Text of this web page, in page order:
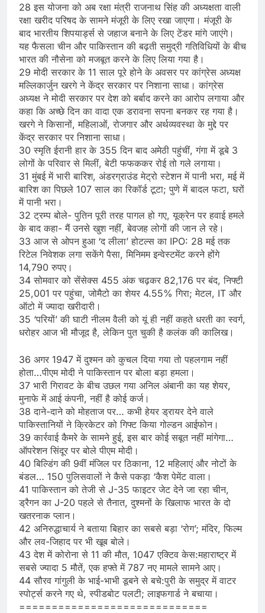
28 इस योजना को अब रक्षा मंत्री राजनाथ सिंह की अध्यक्षता वाली
रक्षा खरीद परिषद के सामने मंजूरी के लिए रखा जाएगा। मंजूरी के
बाद भारतीय शिपयार्ड्स से जहाज बनाने के लिए टेंडर मांगे जाएंगे।
यह फैसला चीन और पाकिस्तान की बढ़ती समुद्री गतिविधियों के बीच
भारत की नौसेना को मजबूत करने के लिए लिया गया है।
29 मोदी सरकार के 11 साल पूरे होने के अवसर पर कांग्रेस अध्यक्ष
मल्लिकार्जुन खरगे ने केंद्र सरकार पर निशाना साधा। कांग्रेस
अध्यक्ष ने मोदी सरकार पर देश को बर्बाद करने का आरोप लगाया और
कहा कि अच्छे दिन का वादा एक डरावना सपना बनकर रह गया है।
खरगे ने किसानों, महिलाओं, रोजगार और अर्थव्यवस्था के मुद्दे पर
केंद्र सरकार पर निशाना साधा।
30 स्मृति ईरानी हार के 355 दिन बाद अमेठी पहुंचीं, गंगा में डूबे 3
लोगों के परिवार से मिलीं, बेटी फफककर रोई तो गले लगाया।
31 मुंबई में भारी बारिश, अंडरग्राउंड मेट्रो स्टेशन में पानी भरा, मई में
बारिश का पिछले 107 साल का रिकॉर्ड टूटा; पुणे में बादल फटा, घरों
में पानी भरा।
32 ट्रम्प बोले- पुतिन पूरी तरह पागल हो गए, यूक्रेन पर हवाई हमले
के बाद कहा- मैं उनसे खुश नहीं, बेवजह लोगों की जान ले रहे।
33 आज से ओपन हुआ ‘द लीला’ होटल्स का IPO: 28 मई तक
रिटेल निवेशक लगा सकेंगे पैसा, मिनिमम इन्वेस्टमेंट करने होंगे
14,790 रुपए।
34 सोमवार को सेंसेक्स 455 अंक चढ़कर 82,176 पर बंद, निफ्टी
25,001 पर पहुंचा, जोमैटो का शेयर 4.55% गिरा; मेटल, IT और
ऑटो में ज्यादा खरीदारी।
35 ‘परियों’ की घाटी नीलम वैली को यूं ही नहीं कहते धरती का स्वर्ग,
धरोहर आज भी मौजूद है, लेकिन पुत चुकी है कलंक की कालिख।
36 अगर 1947 में दुश्मन को कुचल दिया गया तो पहलगाम नहीं
होता…पीएम मोदी ने पाकिस्तान पर बोला बड़ा हमला।
37 भारी गिरावट के बीच उछल गया अनिल अंबानी का यह शेयर,
मुनाफे में आई कंपनी, नहीं है कोई कर्ज।
38 दाने-दाने को मोहताज पर… कभी हेयर ड्रायर देने वाले
पाकिस्तानियों ने क्रिकेटर को गिफ्ट किया गोल्डन आईफोन।
39 कार्रवाई कैमरे के सामने हुई, इस बार कोई सबूत नहीं मांगेगा…
ऑपरेशन सिंदूर पर बोले पीएम मोदी।
40 बिल्डिंग की 9वीं मंजिल पर ठिकाना, 12 महिलाएं और नोटों के
बंडल… 150 पुलिसवालों ने कैसे पकड़ा ‘कैश पेमेंट वाला।
41 पाकिस्‍तान को तेजी से J-35 फाइटर जेट देने जा रहा चीन,
ड्रैगन का J-20 पहले से तैनात, दुश्‍मनों के खिलाफ भारत के दो
खतरनाक प्‍लान।
42 अनिरुद्धाचार्य ने बताया बिहार का सबसे बड़ा ‘रोग’; मंदिर, फिल्म
और लव-जिहाद पर भी खूब बोले।
43 देश में कोरोना से 11 की मौत, 1047 एक्टिव केस:महाराष्ट्र में
सबसे ज्यादा 5 मौतें, एक हफ्ते में 787 नए मामले सामने आए।
44 सौरव गांगुली के भाई-भाभी डूबने से बचे:पुरी के समुद्र में वाटर
स्पोर्ट्स करने गए थे, स्पीडबोट पलटी; लाइफगार्ड ने बचाया।
=============================